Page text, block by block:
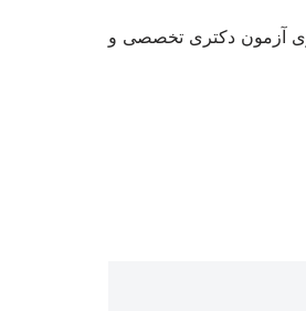
آزمون دکتری تخصصی و